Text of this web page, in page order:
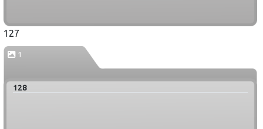
127
1
128